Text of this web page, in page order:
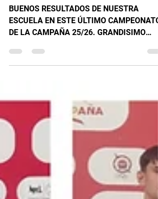
VILLA DE VALDEMORO.
BUENOS RESULTADOS DE NUESTRA
DE LA CAMPAÑA 25/26. GRANDISIMO
campeonato internacional el que hacen
infantes donde conseguimos TRES
preciados pódium de cuatro participantes
de nuestra escuela, donde realizan una
impresionante y brillante competición
y cada uno de ellos como ya nos tienen
acostumbrados. INFANTILES 1 ORO🥇
SAMUEL TORRES PARRA. 1 PLATA 🥈
ISAAC VILL